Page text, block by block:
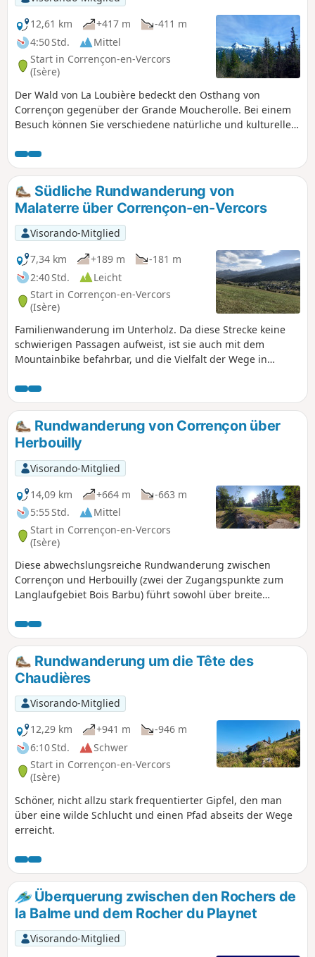
12,61 km
+417 m
-411 m
4:50 Std.
Mittel
Start in Corrençon-en-Vercors
(Isère)
Der Wald von La Loubière bedeckt den Osthang von
Corrençon gegenüber der Grande Moucherolle. Bei einem
Besuch können Sie verschiedene natürliche und kulturelle
Südliche Rundwanderung von
Malaterre über Corrençon-en-Vercors
Visorando-Mitglied
7,34 km
+189 m
-181 m
2:40 Std.
Leicht
Start in Corrençon-en-Vercors
(Isère)
Familienwanderung im Unterholz. Da diese Strecke keine
schwierigen Passagen aufweist, ist sie auch mit dem
Mountainbike befahrbar, und die Vielfalt der Wege in
allein mit der Natur zu sein.
Rundwanderung von Corrençon über
Herbouilly
Visorando-Mitglied
14,09 km
+664 m
-663 m
5:55 Std.
Mittel
Start in Corrençon-en-Vercors
(Isère)
Diese abwechslungsreiche Rundwanderung zwischen
Corrençon und Herbouilly (zwei der Zugangspunkte zum
Langlaufgebiet Bois Barbu) führt sowohl über breite
Stellen (am Start und am Ziel) verläuft sie entlang des
Golfplatzes und der Rollskipisten. Sie erreicht ihren
höchsten Punkt an zwei Stellen, am Pas de l'Âne und am Pas
de la Sambue. Sie führt an der Auberge de Roybon und
dem Langlaufzentrum von Herbouilly vorbei, bevor sie den
Pas Saint-Martin überquert und dann die Ebene von
Herbouilly durchquert. Verpassen Sie auf dem Rückweg
nicht den Aussichtspunkt auf die Grande und Petite
Moucherolle, die Tête des Chaudières und die Skipisten von
Villard-de-Lans und Corrençon-en-Vercors.
Rundwanderung um die Tête des
Chaudières
Visorando-Mitglied
12,29 km
+941 m
-946 m
6:10 Std.
Schwer
Start in Corrençon-en-Vercors
(Isère)
Schöner, nicht allzu stark frequentierter Gipfel, den man
über eine wilde Schlucht und einen Pfad abseits der Wege
erreicht.
Überquerung zwischen den Rochers de
la Balme und dem Rocher du Playnet
Visorando-Mitglied